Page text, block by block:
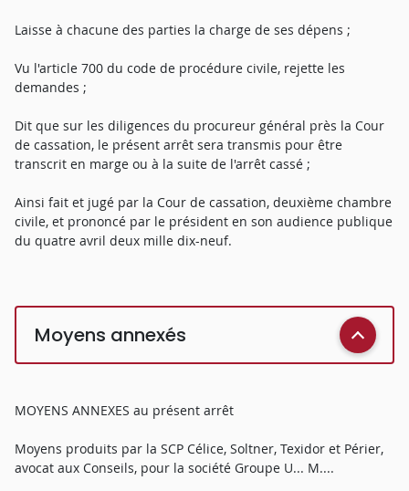
Laisse à chacune des parties la charge de ses dépens ;
Vu l'article 700 du code de procédure civile, rejette les
demandes ;
Dit que sur les diligences du procureur général près la Cour
de cassation, le présent arrêt sera transmis pour être
transcrit en marge ou à la suite de l'arrêt cassé ;
Ainsi fait et jugé par la Cour de cassation, deuxième chambre
civile, et prononcé par le président en son audience publique
du quatre avril deux mille dix-neuf.
Moyens annexés
MOYENS ANNEXES au présent arrêt
Moyens produits par la SCP Célice, Soltner, Texidor et Périer,
avocat aux Conseils, pour la société Groupe U... M....